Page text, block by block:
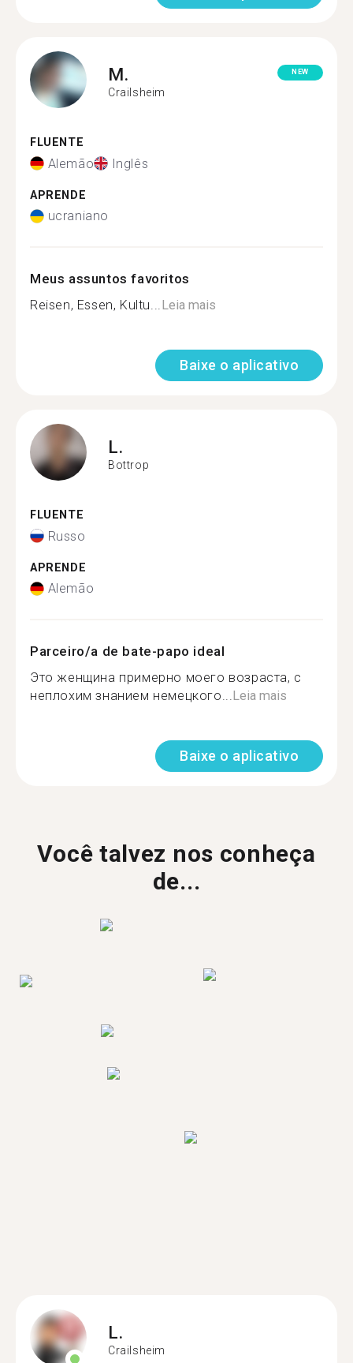
M.
Crailsheim
NEW
FLUENTE
Alemão Inglês
APRENDE
ucraniano
Meus assuntos favoritos
Reisen, Essen, Kultu...Leia mais
Baixe o aplicativo
L.
Bottrop
FLUENTE
Russo
APRENDE
Alemão
Parceiro/a de bate-papo ideal
Это женщина примерно моего возраста, с
неплохим знанием немецкого...Leia mais
Baixe o aplicativo
Você talvez nos conheça
de...
L.
Crailsheim